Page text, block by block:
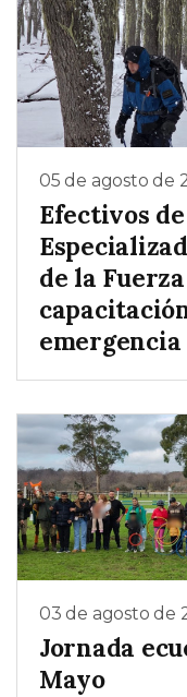
05 de agosto de
Efectivos
de la
emergencia
03 de agosto de
Jornada
Mayo